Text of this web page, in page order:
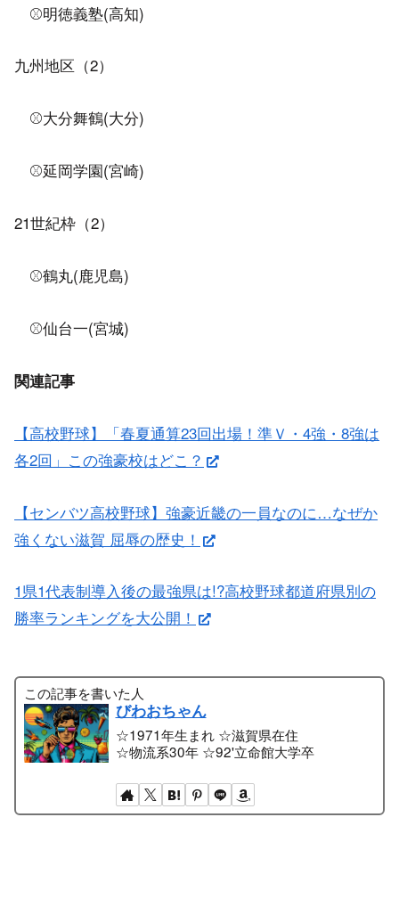
⚾明徳義塾(高知)
九州地区（2）
⚾大分舞鶴(大分)
⚾延岡学園(宮崎)
21世紀枠（2）
⚾鶴丸(鹿児島)
⚾仙台一(宮城)
関連記事
【高校野球】「春夏通算23回出場！準Ｖ・4強・8強は
各2回」この強豪校はどこ？
【センバツ高校野球】強豪近畿の一員なのに…なぜか
強くない滋賀 屈辱の歴史！
1県1代表制導入後の最強県は!?高校野球都道府県別の
勝率ランキングを大公開！
この記事を書いた人
びわおちゃん
☆1971年生まれ ☆滋賀県在住
☆物流系30年 ☆92'立命館大学卒